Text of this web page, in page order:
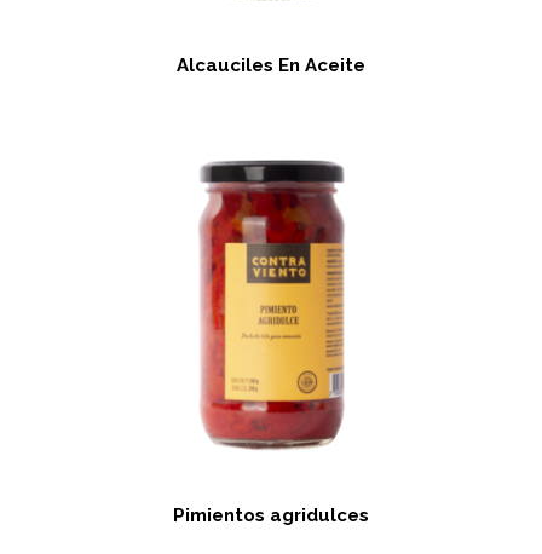
Alcauciles En Aceite
Pimientos agridulces